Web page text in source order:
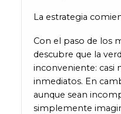
La estrategia
Con el paso de los
descubre que la
inconveniente: casi
inmediatos. En
aunque sean
simplemente